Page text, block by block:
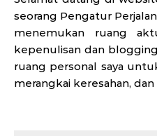
seorang Pengatur
menemukan ruang
kepenulisan dan
ruang personal saya
merangkai keresahan,